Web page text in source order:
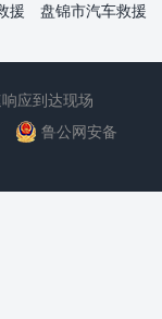
援
盘锦市汽车救援
应到达现场
鲁公网安备